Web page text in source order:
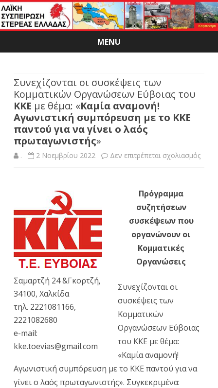
MENU
Skip
Συνεχίζονται οι συσκέψεις των
Κομματικών Οργανώσεων Εύβοιας του
ΚΚΕ με θέμα: «Καμία αναμονή!
Αγωνιστική συμπόρευση με το ΚΚΕ
παντού για να γίνει ο λαός
πρωταγωνιστής»
. 2 Νοεμβρίου 2022 Δεν επιτρέπεται σχολιασμόςστο
Σαμαρτζή 24 &Γκορτζή,
34100, Χαλκίδα
τηλ. 2221081166,
2221082680
e-mail:
kke.toevias@gmail.com
Πρόγραμμα
συζητήσεων
συσκέψεων που
οργανώνουν οι
Κομματικές
Οργανώσεις
Συνεχίζονται οι
συσκέψεις των
Κομματικών
Οργανώσεων Εύβοιας
του ΚΚΕ με θέμα:
«Καμία αναμονή!
Αγωνιστική συμπόρευση με το ΚΚΕ παντού για να
γίνει ο λαός πρωταγωνιστής». Συγκεκριμένα: